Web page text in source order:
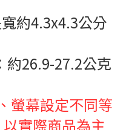
約4.3x4.3公分
約26.9-27.2公克
螢幕設定不同等
實際商品為主